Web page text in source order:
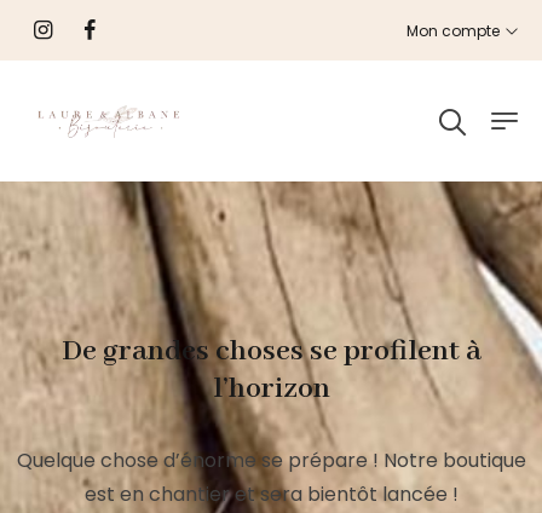
Mon compte
De grandes choses se profilent à
l’horizon
Quelque chose d’énorme se prépare ! Notre boutique
est en chantier et sera bientôt lancée !